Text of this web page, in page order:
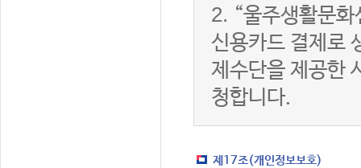
2. “울주생활문
신용카드 결제로
제수단을 제공한
청합니다.
제17조(개인정보보호)